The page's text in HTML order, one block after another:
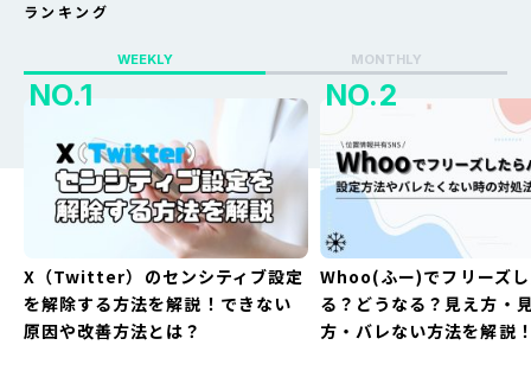
ランキング
WEEKLY MONTHLY
X（Twitter）のセンシティブ設定
を解除する方法を解説！できない
原因や改善方法とは？
Whoo(ふー)でフリーズ
る？どうなる？見え方・
方・バレない方法を解説